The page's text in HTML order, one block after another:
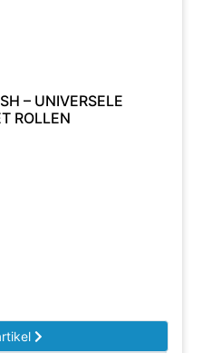
– UNIVERSELE
ROLLEN